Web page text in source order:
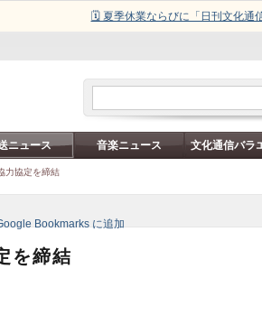
🗓️ 夏季休業ならびに「日刊文化通
ニュース 音楽ニュース 文化通信バラ
力協定を締結
を締結